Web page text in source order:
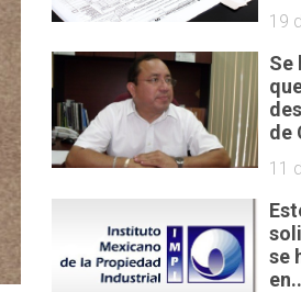
19
Se
de
11
se